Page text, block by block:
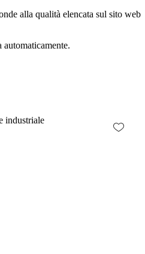
alla qualità elencata sul sito web
automaticamente.